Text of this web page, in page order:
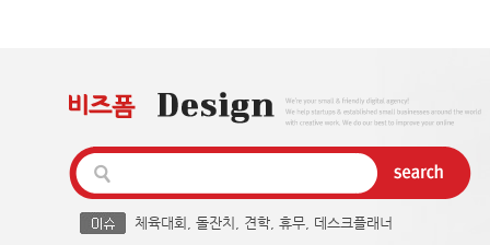
체육대회 돌잔치 견학, 휴무, 데스크플래너